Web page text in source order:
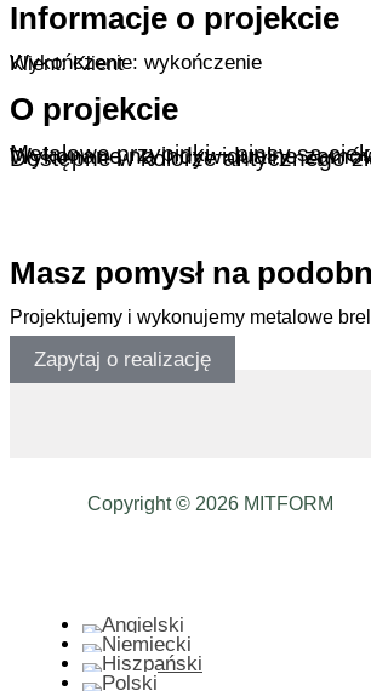
Informacje o projekcie
Wykończenie: wykończenie
Klient: Klient
O projekcie
Metalowe przypinki – pinsy są
Wykonane na indywidualne
Dostępne w kolorze antycznego
Masz pomysł na
Projektujemy i wykonujemy metalowe
Zapytaj o realizację
Copyright © 2026 MITFORM